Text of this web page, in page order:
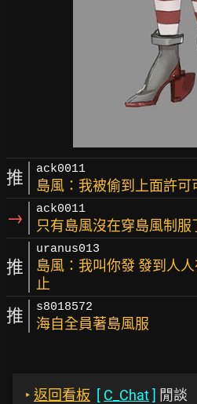
推 ack0011
島風：我被偷到上面許可
→ ack0011
只有島風沒在穿島風制服
推
uranus013
島風：我叫你發 發到人
止
推 s8018572
海自全員著島風服
‣ 返回看板 [ C_Chat] 閒談